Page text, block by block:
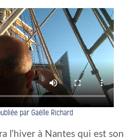
par Gaëlle Richard
l’hiver à Nantes qui est son